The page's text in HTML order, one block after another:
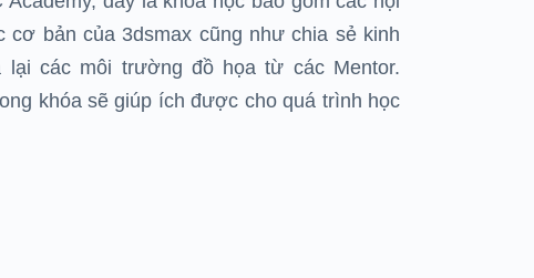
cơ bản của 3dsmax cũng như chia sẻ kinh
lại các môi trường đồ họa từ các Mentor.
khóa sẽ giúp ích được choquá trình học